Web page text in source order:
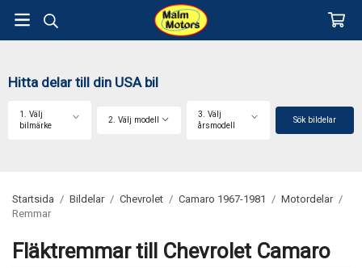
Hitta delar till din USA bil
1. Välj
bilmärke
2. Välj modell
3. Välj
årsmodell
Sök bildelar
Startsida / Bildelar / Chevrolet / Camaro 1967-1981 / Motordelar /
Remmar
Fläktremmar till Chevrolet Camaro